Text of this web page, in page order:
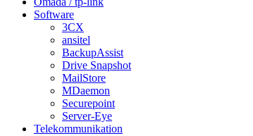
Software
3CX
ansitel
BackupAssist
Drive Snapshot
MailStore
MDaemon
Securepoint
Server-Eye
Telekommunikation